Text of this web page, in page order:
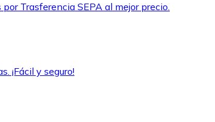
Trasferencia SEPA al mejor precio.
¡Fácil y seguro!